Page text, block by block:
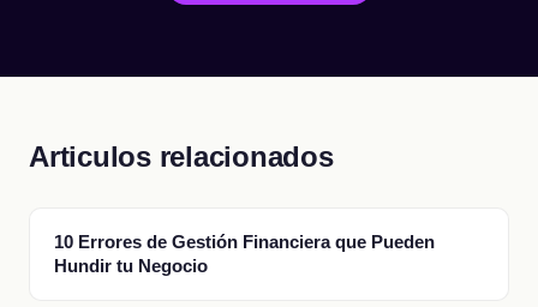
Articulos relacionados
10 Errores de Gestión Financiera que Pueden
Hundir tu Negocio